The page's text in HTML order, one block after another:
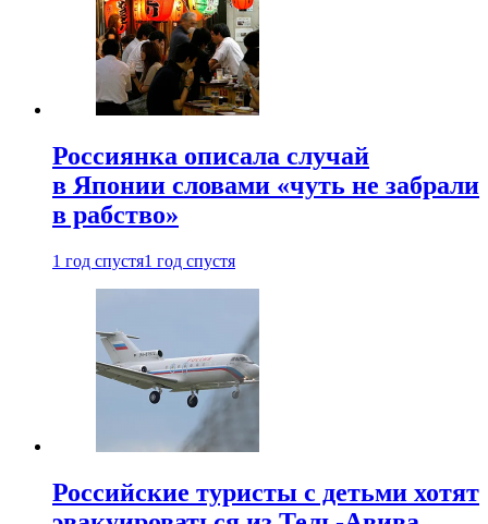
Россиянка описала случай
в Японии словами «чуть не забрали
в рабство»
1 год спустя1 год спустя
Российские туристы с детьми хотят